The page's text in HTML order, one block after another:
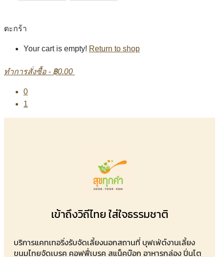
ตะกร้า
Your cart is empty! Return to shop
ทำการสั่งซื้อ - ฿0.00
0
1
เข้าถึงวิถีไทย ใส่ใจธรรมชาติ
บริการแคทเทอริ่งรับจัดเลี้ยงนอกสถานที่ บุฟเฟ่ต์งานเลี้ยง
ขนมไทยจัดเบรค คอฟฟี่เบรค สแน็คบ๊อก อาหารกล่อง ปิ่นโต